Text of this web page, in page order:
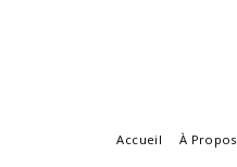
Accueil À Propos